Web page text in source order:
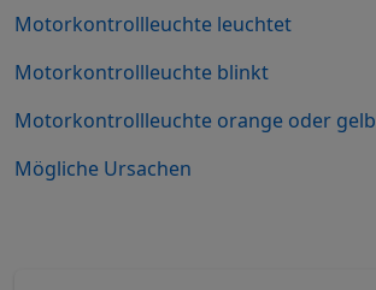
Motorkontrollleuchte leuchtet
Motorkontrollleuchte blinkt
Motorkontrollleuchte orange oder gelb
Mögliche Ursachen